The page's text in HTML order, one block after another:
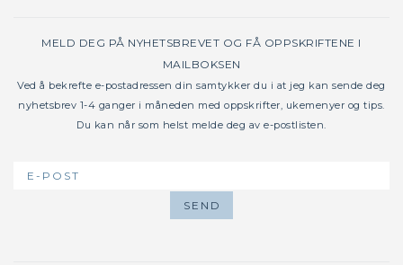
MELD DEG PÅ NYHETSBREVET OG FÅ OPPSKRIFTENE I
MAILBOKSEN
Ved å bekrefte e-postadressen din samtykker du i at jeg kan sende deg
nyhetsbrev 1-4 ganger i måneden med oppskrifter, ukemenyer og tips.
Du kan når som helst melde deg av e-postlisten.